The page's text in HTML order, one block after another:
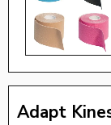
Adapt